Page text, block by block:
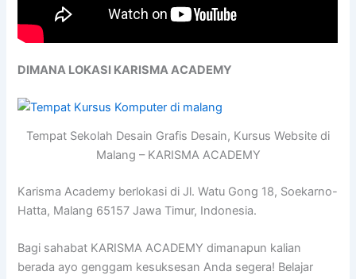
DIMANA LOKASI KARISMA ACADEMY
Tempat Sekolah Desain Grafis Desain, Kursus Website di
Malang – KARISMA ACADEMY
Karisma Academy berlokasi di Jl. Watu Gong 18, Soekarno-
Hatta, Malang 65157 Jawa Timur, Indonesia.
Bagi sahabat KARISMA ACADEMY dimanapun kalian
berada ayo genggam kesuksesan Anda segera! Belajar